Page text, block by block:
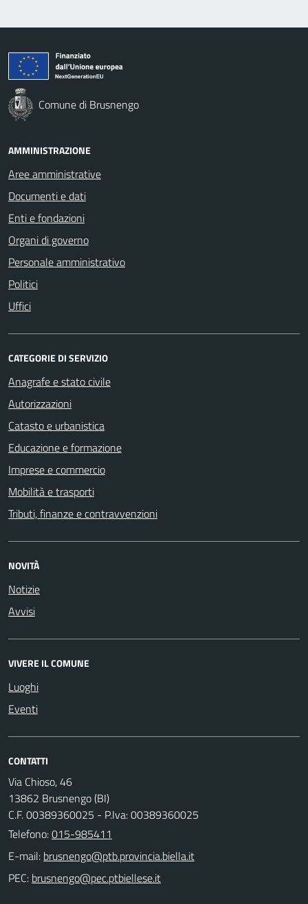
Comune di Brusnengo
AMMINISTRAZIONE
Aree amministrative
Documenti e dati
Enti e fondazioni
Organi di governo
Personale amministrativo
Politici
Uffici
CATEGORIE DI SERVIZIO
Anagrafe e stato civile
Autorizzazioni
Catasto e urbanistica
Educazione e formazione
Imprese e commercio
Mobilità e trasporti
Tributi, finanze e contravvenzioni
NOVITÀ
Notizie
Avvisi
VIVERE IL COMUNE
Luoghi
Eventi
CONTATTI
Via Chioso, 46
13862 Brusnengo (BI)
C.F. 00389360025 - P.Iva: 00389360025
Telefono:015-985411
E-mail:
PEC: